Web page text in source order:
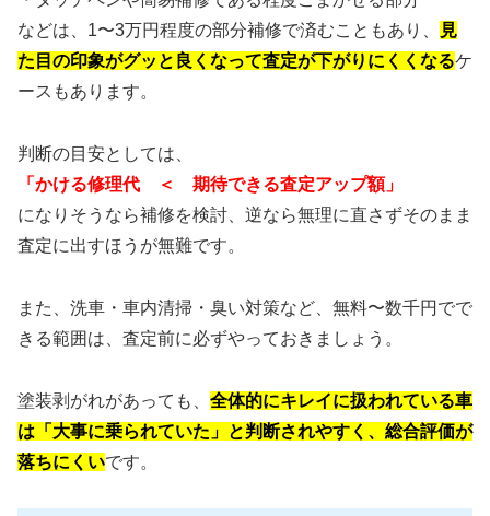
などは、1〜3万円程度の部分補修で済むこともあり、
見
た目の印象がグッと良くなって査定が下がりにくくなるケ
ースもあります。
判断の目安としては、
「かける修理代 ＜ 期待できる査定アップ額」
になりそうなら補修を検討、逆なら無理に直さずそのまま
査定に出すほうが無難です。
また、洗車・車内清掃・臭い対策など、無料〜数千円でで
きる範囲は、査定前に必ずやっておきましょう。
塗装剥がれがあっても、 全体的にキレイに扱われている車
は「大事に乗られていた」と判断されやすく、総合評価が
落ちにくいです。